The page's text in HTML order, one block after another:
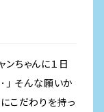
ンちゃんに１日
」 そんな願いか
にこだわりを持っ